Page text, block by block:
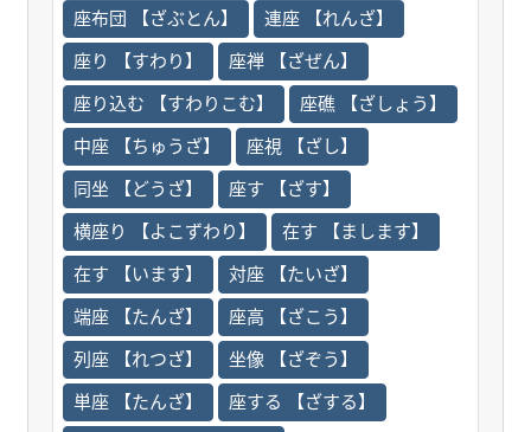
座布団 【ざぶとん】
連座 【れんざ】
座り 【すわり】
座禅 【ざぜん】
座り込む 【すわりこむ】
座礁 【ざしょう】
中座 【ちゅうざ】
座視 【ざし】
同坐 【どうざ】
座す 【ざす】
横座り 【よこずわり】
在す 【まします】
在す 【います】
対座 【たいざ】
端座 【たんざ】
座高 【ざこう】
列座 【れつざ】
坐像 【ざぞう】
単座 【たんざ】
座する 【ざする】